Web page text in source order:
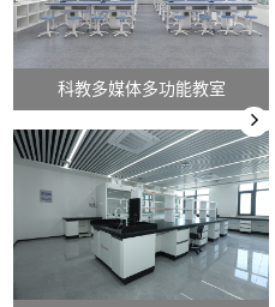
科教多媒体多功能教室